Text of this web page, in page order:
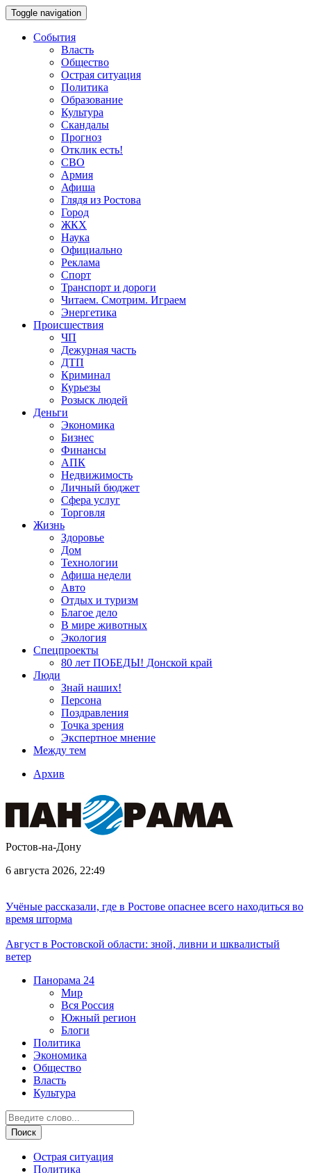
Toggle navigation
События
Власть
Общество
Острая ситуация
Политика
Образование
Культура
Скандалы
Прогноз
Отклик есть!
СВО
Армия
Афиша
Глядя из Ростова
Город
ЖКХ
Наука
Официально
Реклама
Спорт
Транспорт и дороги
Читаем. Смотрим. Играем
Энергетика
Происшествия
ЧП
Дежурная часть
ДТП
Криминал
Курьезы
Розыск людей
Деньги
Экономика
Бизнес
Финансы
АПК
Недвижимость
Личный бюджет
Сфера услуг
Торговля
Жизнь
Здоровье
Дом
Технологии
Афиша недели
Авто
Отдых и туризм
Благое дело
В мире животных
Экология
Спецпроекты
80 лет ПОБЕДЫ! Донской край
Люди
Знай наших!
Персона
Поздравления
Точка зрения
Экспертное мнение
Между тем
Архив
Ростов-на-Дону
6 августа 2026, 22:49
Учёные рассказали, где в Ростове опаснее всего находиться во
время шторма
Август в Ростовской области: зной, ливни и шквалистый
ветер
Панорама 24
Мир
Вся Россия
Южный регион
Блоги
Политика
Экономика
Общество
Власть
Культура
Острая ситуация
Политика